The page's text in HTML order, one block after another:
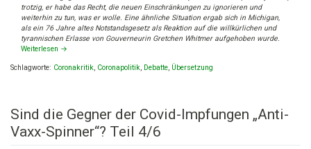
trotzig, er habe das Recht, die neuen Einschränkungen zu ignorieren und
weiterhin zu tun, was er wolle. Eine ähnliche Situation ergab sich in Michigan,
als ein 76 Jahre altes Notstandsgesetz als Reaktion auf die willkürlichen und
tyrannischen Erlasse von Gouverneurin Gretchen Whitmer aufgehoben wurde.
Weiterlesen →
Schlagworte: Coronakritik, Coronapolitik, Debatte, Übersetzung
Sind die Gegner der Covid-Impfungen „Anti-
Vaxx-Spinner“? Teil 4/6